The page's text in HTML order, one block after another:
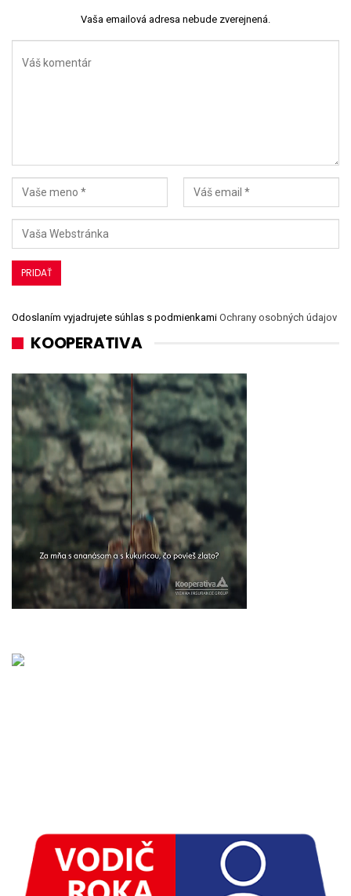
Vaša emailová adresa nebude zverejnená.
Odoslaním vyjadrujete súhlas s podmienkami Ochrany osobných údajov
KOOPERATIVA